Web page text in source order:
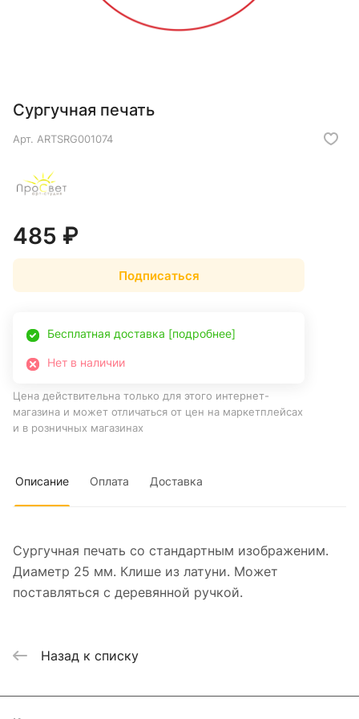
Сургучная печать
Арт. ARTSRG001074
485 ₽
Подписаться
Бесплатная доставка [подробнее]
Нет в наличии
Цена действительна только для этого интернет-
магазина и может отличаться от цен на маркетплейсах
и в розничных магазинах
Описание Оплата Доставка
Сургучная печать со стандартным изображеним.
Диаметр 25 мм. Клише из латуни. Может
поставляться с деревянной ручкой.
Назад к списку